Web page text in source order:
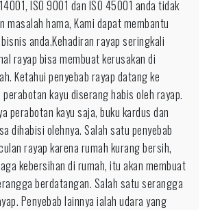
ISO 9001 dan ISO 45001 anda tidak
masalah hama, Kami dapat membantu
anda.Kehadiran rayap seringkali
rayap bisa membuat kerusakan di
Ketahui penyebab rayap datang ke
kayu diserang habis oleh rayap.
perabotan kayu saja, buku kardus dan
dihabisi olehnya. Salah satu penyebab
rayap karena rumah kurang bersih,
kebersihan di rumah, itu akan membuat
berdatangan. Salah satu serangga
Penyebab lainnya ialah udara yang